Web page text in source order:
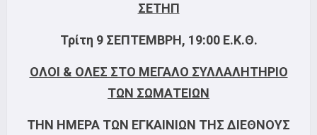
ΣΕΤΗΠ
Τρίτη 9 ΣΕΠΤΕΜΒΡΗ, 19:00 Ε.Κ.Θ.
ΟΛΟΙ & ΟΛΕΣ ΣΤΟ ΜΕΓΑΛΟ ΣΥΛΛΑΛΗΤΗΡΙΟ
ΤΩΝ ΣΩΜΑΤΕΙΩΝ
ΤΗΝ ΗΜΕΡΑ ΤΩΝ ΕΓΚΑΙΝΙΩΝ ΤΗΣ ΔΙΕΘΝΟΥΣ